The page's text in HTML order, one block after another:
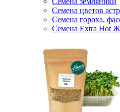
Семена цветов
Семена гороха,
Семена Extra Hot